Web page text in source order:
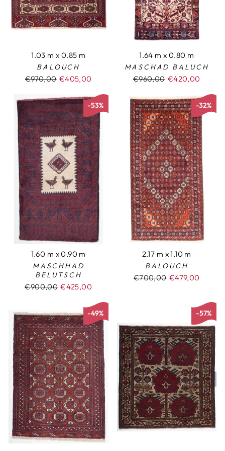
1.03 m x 0.85 m
BALOUCH
Normaler
€970,00 Sonderpreis
€405,00
1.64 m x 0.80 m
MASCHAD BALUCH
Normaler
€960,00 Sonderpreis
€420,00
-53%
1.60 m x 0.90 m
MASCHHAD
BELUTSCH
Normaler
€900,00 Sonderpreis
€425,00
-32%
2.17 m x 1.10 m
BALOUCH
Normaler
€700,00 Sonderpreis
€479,00
-49% -57%